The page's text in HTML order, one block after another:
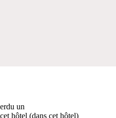
un
hôtel (dans cet hôtel)